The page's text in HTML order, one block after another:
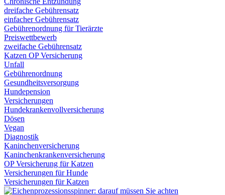
dreifache Gebührensatz
einfacher Gebührensatz
Gebührenordnung für Tierärzte
Preiswettbewerb
zweifache Gebührensatz
Katzen OP Versicherung
Unfall
Gebührenordnung
Gesundheitsversorgung
Hundepension
Versicherungen
Hundekrankenvollversicherung
Dösen
Vegan
Diagnostik
Kaninchenversicherung
Kaninchenkrankenversicherung
OP Versicherung für Katzen
Versicherungen für Hunde
Versicherungen für Katzen